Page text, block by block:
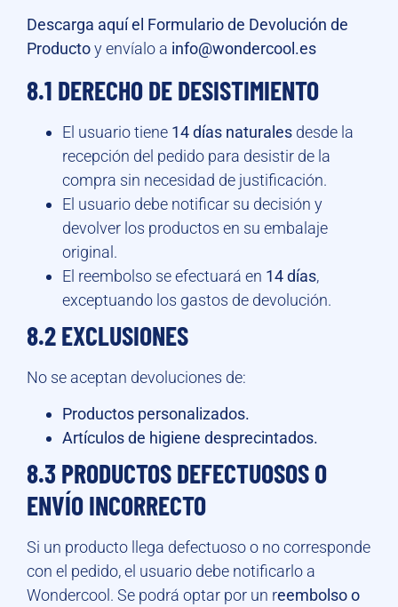
Descarga aquí el Formulario de Devolución de
Productoy envíalo a info@wondercool.es
8.1 DERECHO DE DESISTIMIENTO
El usuario tiene 14 días naturales desde la
recepción del pedido para desistir de la
compra sin necesidad de justificación.
El usuario debe notificar su decisión y
devolver los productos en su embalaje
original.
El reembolso se efectuará en 14 días,
exceptuando los gastos de devolución.
8.2 EXCLUSIONES
No se aceptan devoluciones de:
Productos personalizados.
Artículos de higiene desprecintados.
8.3 PRODUCTOS DEFECTUOSOS O
ENVÍO INCORRECTO
Si un producto llega defectuoso o no corresponde
con el pedido, el usuario debe notificarlo a
Wondercool. Se podrá optar por un reembolso o